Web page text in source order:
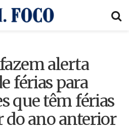
alerta
férias para
que têm férias
do ano anterior